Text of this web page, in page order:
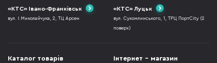
«КТС» Івано-Франківськ
вул. І.Миколайчука, 2, ТЦ Арсен
«КТС» Луцьк
вул. Сухомлинського, 1, ТРЦ ПортCity (2
поверх)
Каталог товарів Інтернет - магазин